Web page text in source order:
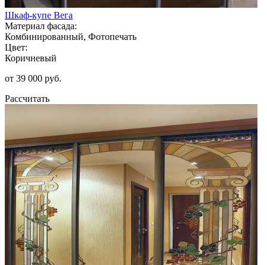
Шкаф-купе Вега
Материал фасада:
Комбинированный, Фотопечать
Цвет:
Коричневый
от 39 000 руб.
Рассчитать